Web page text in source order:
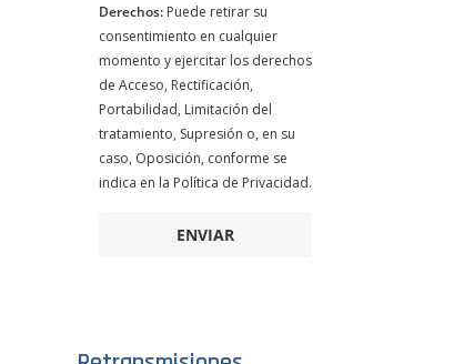
Derechos:Puede retirar su
consentimiento en cualquier
momento y ejercitar los derechos
de Acceso, Rectificación,
Portabilidad, Limitación del
tratamiento, Supresión o, en su
caso, Oposición, conforme se
indica en la Política de Privacidad.
ENVIAR